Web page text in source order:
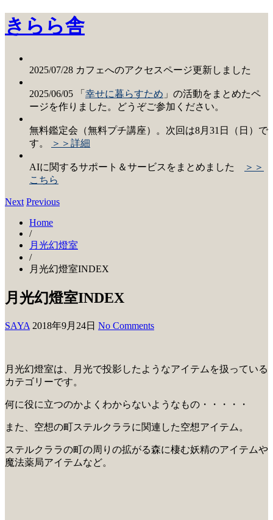
きらら舎
2025/07/28 カフェへのアクセスページ更新しました
2025/06/05 「 幸せに暮らすため 」の活動をまとめたペ
ージを作りました。どうぞご参加ください。
無料鑑定会（無料プチ講座）。次回は8月31日（日）で
す。
＞＞詳細
AIに関するサポート＆サービスをまとめました
＞＞
こちら
Next Previous
Home
/
月光幻燈室
/
月光幻燈室INDEX
月光幻燈室INDEX
SAYA 2018年9月24日 No Comments
月光幻燈室は、月光で投影したようなアイテムを扱っている
カテゴリーです。
何に役に立つのかよくわからないようなもの・・・・・
また、空想の町ステルクララに関連した空想アイテム。
ステルクララの町の周りの拡がる森に棲む妖精のアイテムや
魔法薬局アイテムなど。